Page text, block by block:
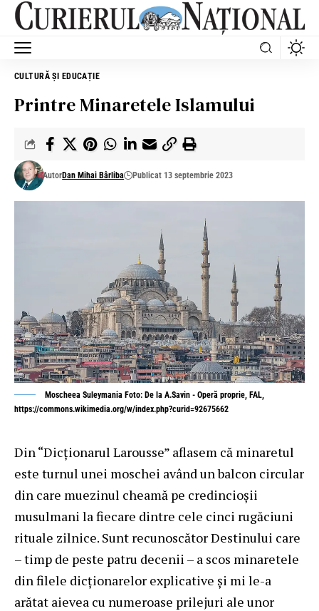
CULTURĂ ȘI EDUCAȚIE
Printre Minaretele Islamului
AutorDan Mihai Bârliba Publicat 13 septembrie 2023
Moscheea Suleymania Foto: De la A.Savin - Operă proprie, FAL,
https://commons.wikimedia.org/w/index.php?curid=92675662
Din “Dicţionarul Larousse” aflasem că minaretul
este turnul unei moschei având un balcon circular
din care muezinul cheamă pe credincioşii
musulmani la fiecare dintre cele cinci rugăciuni
rituale zilnice. Sunt recunoscător Destinului care
– timp de peste patru decenii – a scos minaretele
din filele dicţionarelor explicative şi mi le-a
arătat aievea cu numeroase prilejuri ale unor